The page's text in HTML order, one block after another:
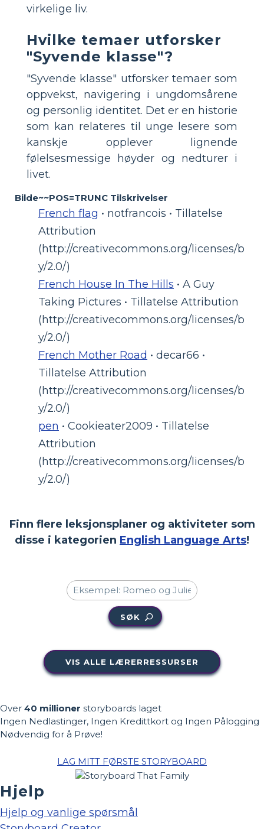
virkelige liv.
Hvilke temaer utforsker
"Syvende klasse"?
"Syvende klasse" utforsker temaer som
oppvekst, navigering i ungdomsårene
og personlig identitet. Det er en historie
som kan relateres til unge lesere som
kanskje opplever lignende
følelsesmessige høyder og nedturer i
livet.
Bilde~~POS=TRUNC Tilskrivelser
French flag • notfrancois • Tillatelse
Attribution
(http://creativecommons.org/licenses/b
y/2.0/)
French House In The Hills • A Guy
Taking Pictures • Tillatelse Attribution
(http://creativecommons.org/licenses/b
y/2.0/)
French Mother Road • decar66 •
Tillatelse Attribution
(http://creativecommons.org/licenses/b
y/2.0/)
pen • Cookieater2009 • Tillatelse
Attribution
(http://creativecommons.org/licenses/b
y/2.0/)
Finn flere leksjonsplaner og aktiviteter som
disse i kategorien English Language Arts!
SØK
VIS ALLE LÆRERRESSURSER
Over 40 millioner storyboards laget
Ingen Nedlastinger, Ingen Kredittkort og Ingen Pålogging
Nødvendig for å Prøve!
LAG MITT FØRSTE STORYBOARD
Hjelp
Hjelp og vanlige spørsmål